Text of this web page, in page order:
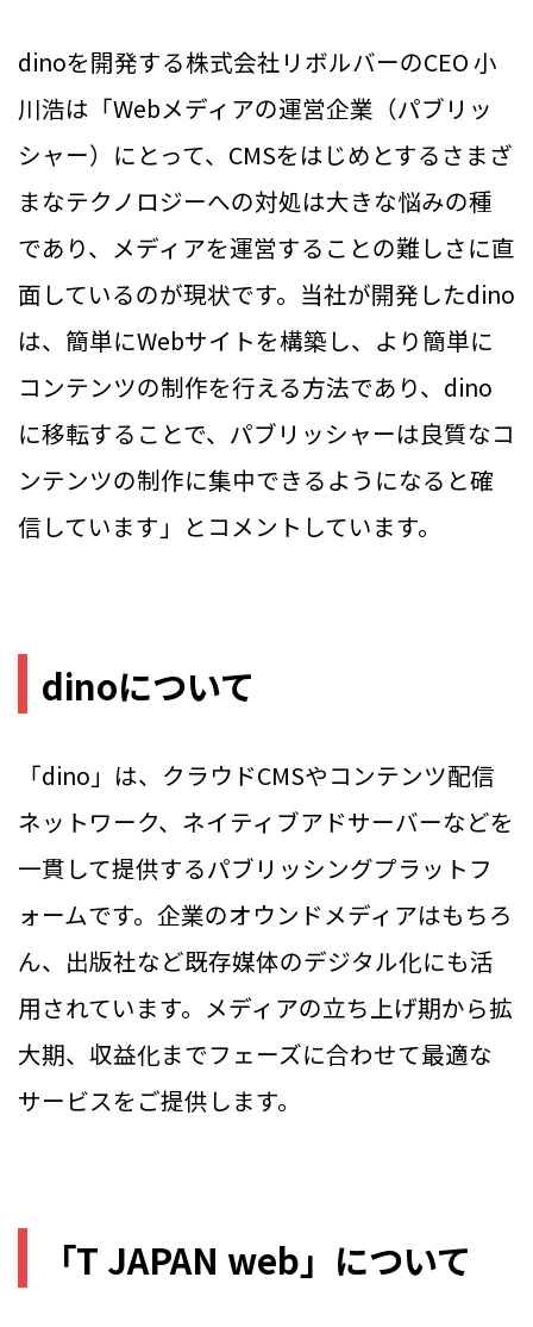
dinoを開発する株式会社リボルバーのCEO 小
川浩は「Webメディアの運営企業（パブリッ
シャー）にとって、CMSをはじめとするさまざ
まなテクノロジーへの対処は大きな悩みの種
であり、メディアを運営することの難しさに直
面しているのが現状です。当社が開発したdino
は、簡単にWebサイトを構築し、より簡単に
コンテンツの制作を行える方法であり、dino
に移転することで、パブリッシャーは良質なコ
ンテンツの制作に集中できるようになると確
信しています」とコメントしています。
dinoについて
「dino」は、クラウドCMSやコンテンツ配信
ネットワーク、ネイティブアドサーバーなどを
一貫して提供するパブリッシングプラットフ
ォームです。企業のオウンドメディアはもちろ
ん、出版社など既存媒体のデジタル化にも活
用されています。メディアの立ち上げ期から拡
大期、収益化までフェーズに合わせて最適な
サービスをご提供します。
「T JAPAN web」について